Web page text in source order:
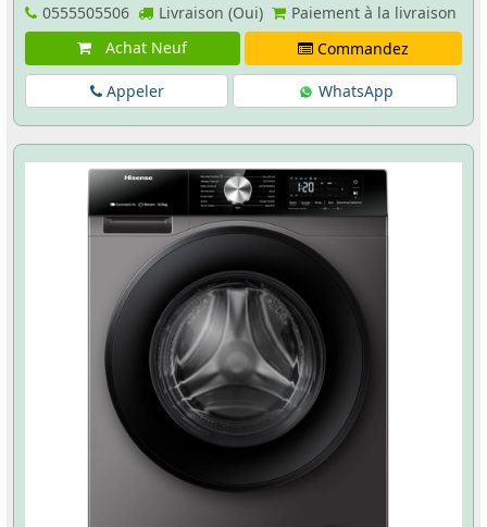
0555505506
Livraison (Oui)
Paiement à la livraison
Achat Neuf
Commandez
Appeler WhatsApp